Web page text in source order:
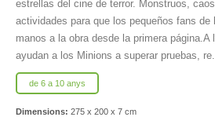
estrellas del cine de terror. Monstruos,
actividades para que los pequeños fans de
manos a la obra desde la primera página.A
ayudan a los Minions a superar pruebas, re...
de 6 a 10 anys
Dimensions: 275 x 200 x 7 cm